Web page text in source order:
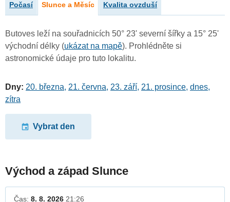
Počasí Slunce a Měsíc Kvalita ovzduší
Butoves leží na souřadnicích 50° 23' severní šířky a 15° 25'
východní délky (ukázat na mapě). Prohlédněte si
astronomické údaje pro tuto lokalitu.
Dny: 20. března, 21. června, 23. září, 21. prosince, dnes,
zítra
Vybrat den
Východ a západ Slunce
Čas: 8. 8. 2026 21:26